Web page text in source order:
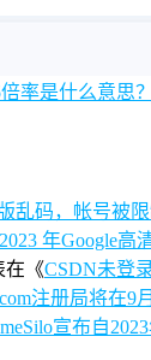
率是什么意思？
乱码，帐号被限
2023 年Google高
在《CSDN未登
注册局将在9
宣布自